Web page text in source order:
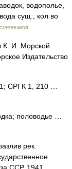
водополье,
сущ., кол во
И. Морской
Издательство
СРГК 1, 210 …
половодье …
рек.